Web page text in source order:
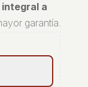
a
garantía.